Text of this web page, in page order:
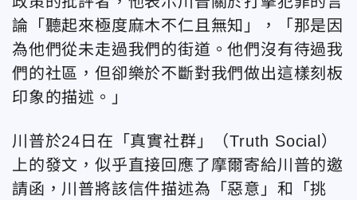
論「聽起來極度麻木不仁且無知」，「那是因
為他們從未走過我們的街道。他們沒有待過我
們的社區，但卻樂於不斷對我們做出這樣刻板
印象的描述。」
川普於24日在「真實社群」（Truth Social）
上的發文，似乎直接回應了摩爾寄給川普的邀
請函，川普將該信件描述為「惡意」和「挑